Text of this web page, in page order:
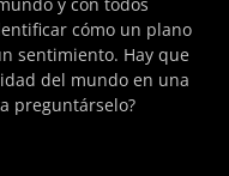
cómo un plano
sentimiento. Hay que
del mundo en una
preguntárselo?